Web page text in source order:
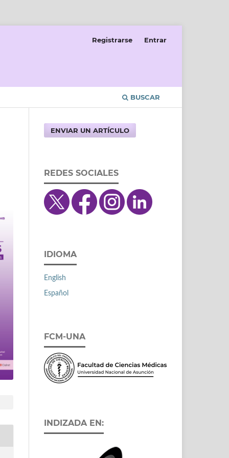
BUSCAR
Registrarse Entrar
ENVIAR UN ARTÍCULO
REDES SOCIALES
IDIOMA
English
Español
FCM-UNA
INDIZADA EN: